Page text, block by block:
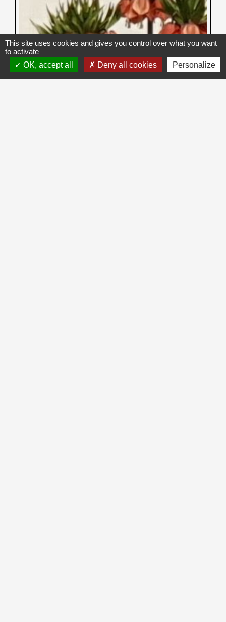
This site uses cookies and gives you control over what you want
to activate
OK, accept all
Deny all cookies Personalize